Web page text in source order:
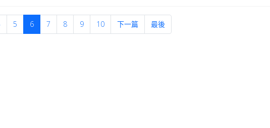
5 6 7 8 9 10 下一篇 最後